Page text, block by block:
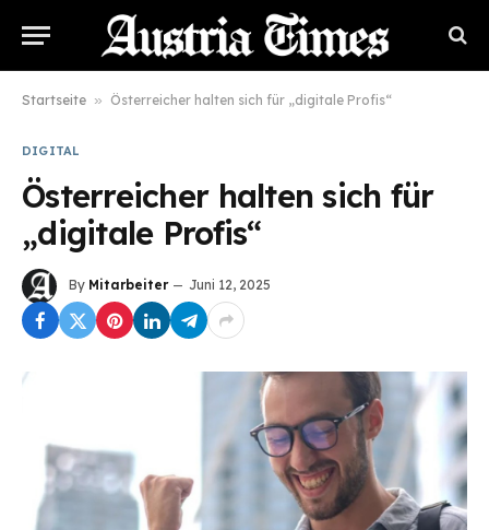
Startseite » Österreicher halten sich für „digitale Profis“
DIGITAL
Österreicher halten sich für
„digitale Profis“
By Mitarbeiter Juni 12, 2025